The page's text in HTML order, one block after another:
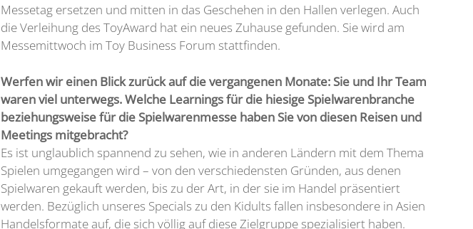
Messetag ersetzen und mitten in das Geschehen in den Hallen verlegen. Auch
die Verleihung des ToyAward hat ein neues Zuhause gefunden. Sie wird am
Messemittwoch im Toy Business Forum stattfinden.
Werfen wir einen Blick zurück auf die vergangenen Monate: Sie und Ihr Team
waren viel unterwegs. Welche Learnings für die hiesige Spielwarenbranche
beziehungsweise für die Spielwarenmesse haben Sie von diesen Reisen und
Meetings mitgebracht?
Es ist unglaublich spannend zu sehen, wie in anderen Ländern mit dem Thema
Spielen umgegangen wird – von den verschiedensten Gründen, aus denen
Spielwaren gekauft werden, bis zu der Art, in der sie im Handel präsentiert
werden. Bezüglich unseres Specials zu den Kidults fallen insbesondere in Asien
Handelsformate auf, die sich völlig auf diese Zielgruppe spezialisiert haben.